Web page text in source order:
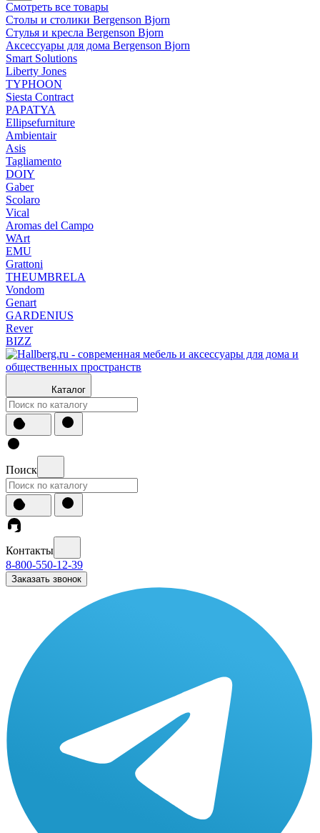
Смотреть все товары
Столы и столики Bergenson Bjorn
Стулья и кресла Bergenson Bjorn
Аксессуары для дома Bergenson Bjorn
Smart Solutions
Liberty Jones
TYPHOON
Siesta Contract
PAPATYA
Ellipsefurniture
Ambientair
Asis
Tagliamento
DOIY
Gaber
Scolaro
Vical
Aromas del Campo
WArt
EMU
Grattoni
THEUMBRELA
Vondom
Genart
GARDENIUS
Rever
BIZZ
Каталог
Поиск
Контакты
8-800-550-12-39
Заказать звонок